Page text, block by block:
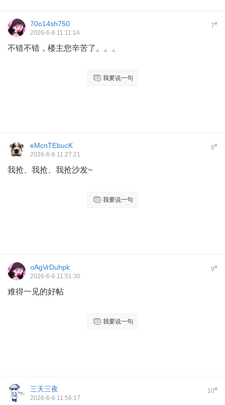
7#
70o14sh750
2026-6-6 11:11:14
不错不错，楼主您辛苦了。。。
我要说一句
8#
eMcnTEbucK
2026-6-6 11:27:21
我抢、我抢、我抢沙发~
我要说一句
9#
oAgVrDuhpk
2026-6-6 11:51:30
难得一见的好帖
我要说一句
10#
三天三夜
2026-6-6 11:56:17